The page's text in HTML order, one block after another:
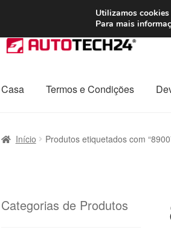
ENVIO a
Ir
para
navegação
Saltar
para
conteúdo
Casa Termos e Condições
Início Produtos etiquetados com
Categorias de Produtos
Utilizamos
Para mais